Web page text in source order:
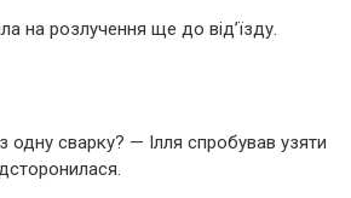
на розлучення ще до від’їзду.
одну сварку? — Ілля спробував узяти